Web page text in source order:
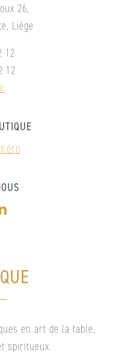
26,
Liège
12
12
en art de la table,
spiritueux.